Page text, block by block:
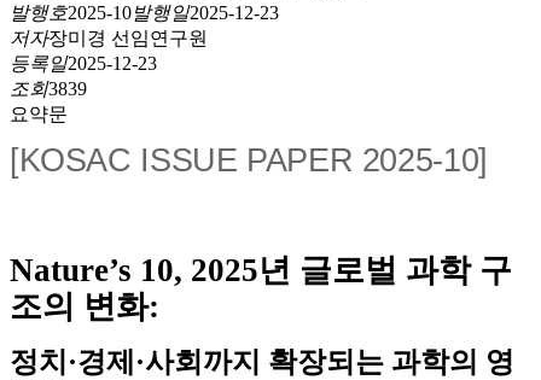
발행호2025-10발행일2025-12-23
저자장미경 선임연구원
등록일2025-12-23
조회3839
요약문
[KOSAC ISSUE PAPER 2025-10]
Nature’s 10, 2025년 글로벌 과학 구
조의 변화:
정치·경제·사회까지 확장되는 과학의 영